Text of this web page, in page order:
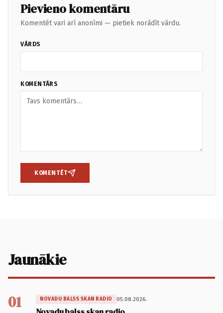
Pievieno komentāru
Komentēt vari arī anonīmi — pietiek norādīt vārdu.
VĀRDS
KOMENTĀRS
KOMENTĒT
Jaunākie
01 NOVADU BALSS SKAN RADIO 05.08.2026.